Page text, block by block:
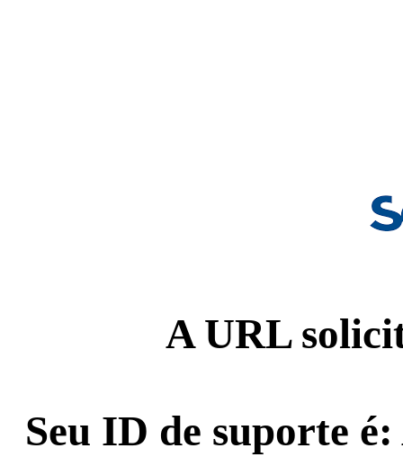
A URL
Seu ID de suporte